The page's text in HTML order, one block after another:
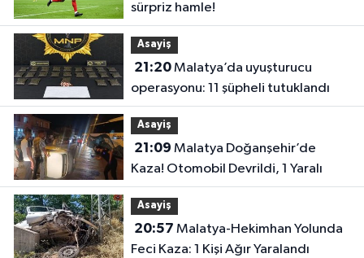
sürpriz hamle!
Asayiş
21:20Malatya’da uyuşturucu
operasyonu: 11 şüpheli tutuklandı
Asayiş
21:09
Kaza! Otomobil Devrildi, 1 Yaralı
Asayiş
20:57
Feci Kaza: 1 Kişi Ağır Yaralandı